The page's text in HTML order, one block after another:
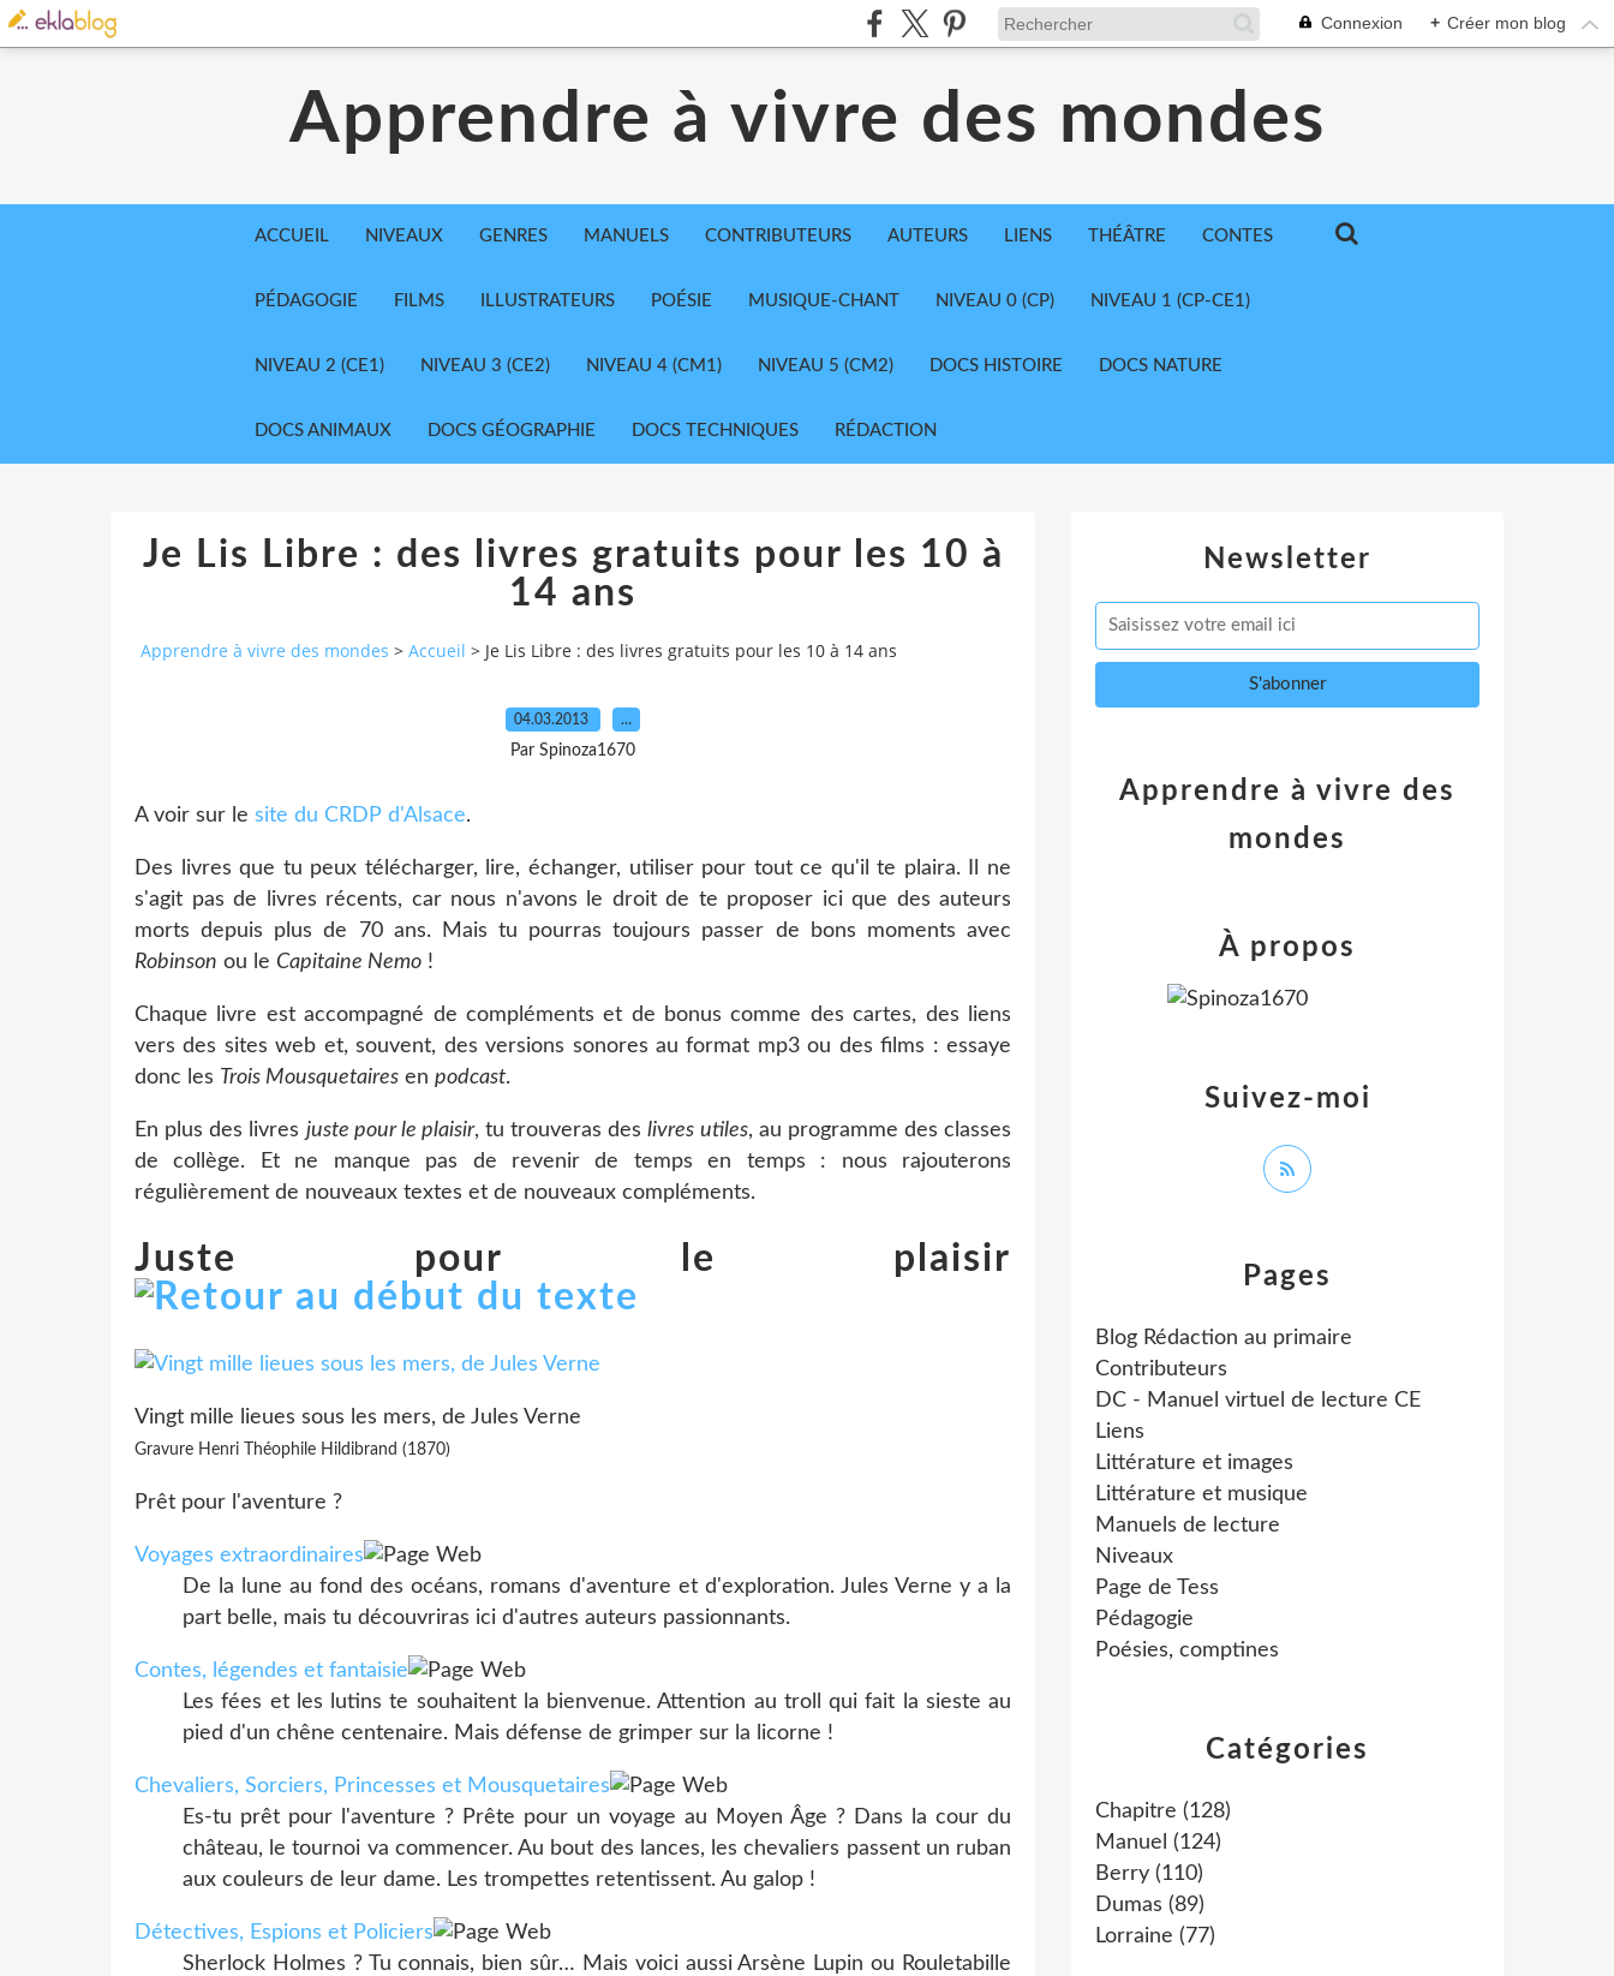
Connexion + Créer mon blog
Apprendre à vivre des mondes
ACCUEIL NIVEAUX GENRES MANUELS CONTRIBUTEURS AUTEURS LIENS THÉÂTRE CONTES
PÉDAGOGIE FILMS ILLUSTRATEURS POÉSIE MUSIQUE-CHANT NIVEAU 0 (CP) NIVEAU 1 (CP-CE1)
NIVEAU 2 (CE1) NIVEAU 3 (CE2) NIVEAU 4 (CM1) NIVEAU 5 (CM2) DOCS HISTOIRE DOCS NATURE
DOCS ANIMAUX DOCS GÉOGRAPHIE DOCS TECHNIQUES RÉDACTION
Je Lis Libre : des livres gratuits pour les 10 à
14 ans
Apprendre à vivre des mondes > Accueil > Je Lis Libre : des livres gratuits pour les 10 à 14 ans
04.03.2013 …
Par Spinoza1670
A voir sur le site du CRDP d'Alsace.
Des livres que tu peux télécharger, lire, échanger, utiliser pour tout ce qu'il te plaira. Il ne
s'agit pas de livres récents, car nous n'avons le droit de te proposer ici que des auteurs
morts depuis plus de 70 ans. Mais tu pourras toujours passer de bons moments avec
Robinson ou le Capitaine Nemo !
Chaque livre est accompagné de compléments et de bonus comme des cartes, des liens
vers des sites web et, souvent, des versions sonores au format mp3 ou des films : essaye
donc les Trois Mousquetaires en podcast.
En plus des livres juste pour le plaisir, tu trouveras deslivres utiles, au programme des classes
de collège. Et ne manque pas de revenir de temps en temps : nous rajouterons
régulièrement de nouveaux textes et de nouveaux compléments.
Juste pour le plaisir
Vingt mille lieues sous les mers, de Jules Verne
Gravure Henri Théophile Hildibrand (1870)
Prêt pour l'aventure ?
Voyages extraordinaires
De la lune au fond des océans, romans d'aventure et d'exploration. Jules Verne y a la
part belle, mais tu découvriras ici d'autres auteurs passionnants.
Contes, légendes et fantaisie
Les fées et les lutins te souhaitent la bienvenue. Attention au troll qui fait la sieste au
pied d'un chêne centenaire. Mais défense de grimper sur la licorne !
Chevaliers, Sorciers, Princesses et Mousquetaires
Es-tu prêt pour l'aventure ? Prête pour un voyage au Moyen Âge ? Dans la cour du
château, le tournoi va commencer. Au bout des lances, les chevaliers passent un ruban
aux couleurs de leur dame. Les trompettes retentissent. Au galop !
Détectives, Espions et Policiers
Sherlock Holmes ? Tu connais, bien sûr… Mais voici aussi Arsène Lupin ou Rouletabille
Newsletter
Catégories
Chapitre (128)
Manuel (124)
Berry (110)
Dumas (89)
Lorraine (77)
Pages
Blog Rédaction au primaire
Contributeurs
DC - Manuel virtuel de lecture CE
Liens
Littérature et images
Littérature et musique
Manuels de lecture
Niveaux
Page de Tess
Pédagogie
Poésies, comptines
Apprendre à vivre des
mondes
Suivez-moi
À propos